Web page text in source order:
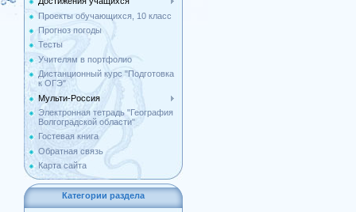
Проекты обучающихся, 10 класс
Прогноз погоды
Тесты
Учителям в портфолио
Дистанционный курс "Подготовка
к ОГЭ"
Мульти-Россия
Электронная тетрадь "География
Волгоградской области"
Гостевая книга
Обратная связь
Карта сайта
Категории раздела